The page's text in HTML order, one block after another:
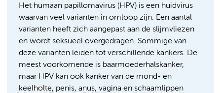
Het humaan papillomavirus (HPV) is een huidvirus
waarvan veel varianten in omloop zijn. Een aantal
varianten heeft zich aangepast aan de slijmvliezen
en wordt seksueel overgedragen. Sommige van
deze varianten leiden tot verschillende kankers. De
meest voorkomende is baarmoederhalskanker,
maar HPV kan ook kanker van de mond- en
keelholte, penis, anus, vagina en schaamlippen